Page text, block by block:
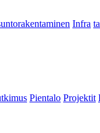
Infra
Pientalo Projektit